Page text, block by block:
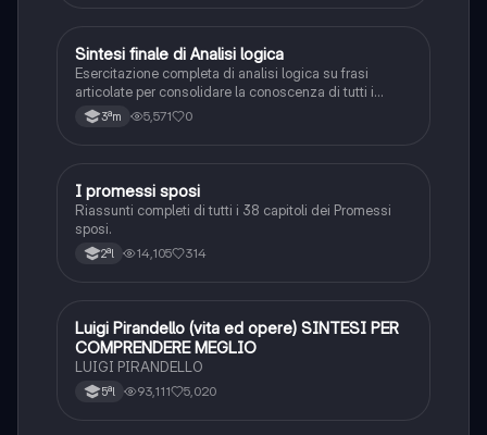
SItaliano
Sintesi finale di Analisi logica
Esercitazione completa di analisi logica su frasi
articolate per consolidare la conoscenza di tutti i
complementi.
3ªm 5,571 0
Italiano
I promessi sposi
Riassunti completi di tutti i 38 capitoli dei Promessi
sposi.
2ªl 14,105 314
Italiano
Luigi Pirandello (vita ed opere) SINTESI PER
COMPRENDERE MEGLIO
LUIGI PIRANDELLO
5ªl 93,111 5,020